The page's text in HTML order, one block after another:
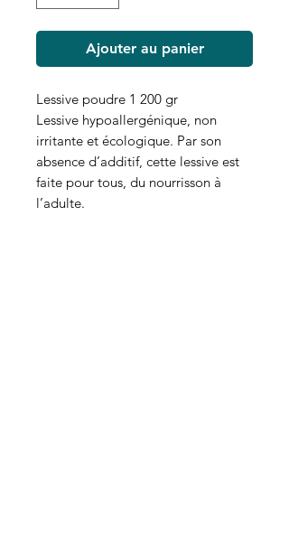
Ajouter au panier
Lessive poudre 1 200 gr
Lessive hypoallergénique, non
irritante et écologique. Par son
absence d’additif, cette lessive est
faite pour tous, du nourrisson à
l’adulte.